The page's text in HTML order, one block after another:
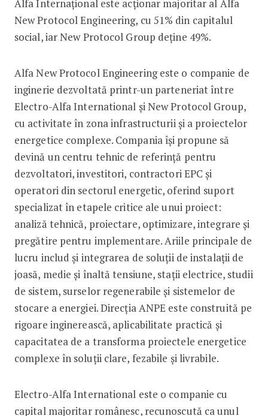
Alfa Internațional este acționar majoritar al Alfa
New Protocol Engineering, cu 51% din capitalul
social, iar New Protocol Group deține 49%.
Alfa New Protocol Engineering este o companie de
inginerie dezvoltată printr-un parteneriat între
Electro-Alfa International și New Protocol Group,
cu activitate în zona infrastructurii și a proiectelor
energetice complexe. Compania își propune să
devină un centru tehnic de referință pentru
dezvoltatori, investitori, contractori EPC și
operatori din sectorul energetic, oferind suport
specializat în etapele critice ale unui proiect:
analiză tehnică, proiectare, optimizare, integrare și
pregătire pentru implementare. Ariile principale de
lucru includ și integrarea de soluții de instalații de
joasă, medie și înaltă tensiune, stații electrice, studii
de sistem, surselor regenerabile și sistemelor de
stocare a energiei. Direcția ANPE este construită pe
rigoare inginerească, aplicabilitate practică și
capacitatea de a transforma proiectele energetice
complexe în soluții clare, fezabile și livrabile.
Electro-Alfa International este o companie cu
capital majoritar românesc, recunoscută ca unul